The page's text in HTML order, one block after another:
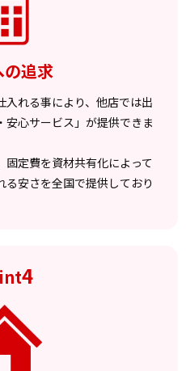
の追求
れる事により、他店では出
心サービス」が提供できま
定費を資材共有化によって
安さを全国で提供しており
4